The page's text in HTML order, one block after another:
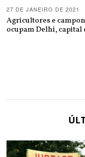
27 DE JANEIRO DE 2021
Agricultores e
ocupam Delhi, capital